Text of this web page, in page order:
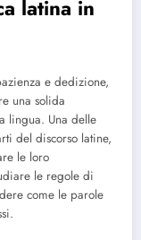
latina in
e dedizione,
una solida
lingua. Una delle
del discorso latine,
le loro
le regole di
come le parole